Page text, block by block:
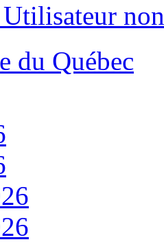
Utilisateur
du Québec